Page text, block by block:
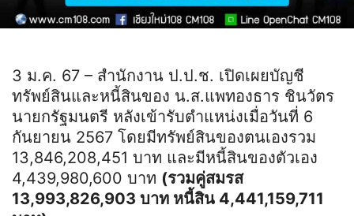
3 ม.ค. 67 – สำนักงาน ป.ป.ช. เปิดเผยบัญชี
ทรัพย์สินและหนี้สินของ น.ส.แพทองธาร ชินวัตร
นายกรัฐมนตรี หลังเข้ารับตำแหน่งเมื่อวันที่ 6
กันยายน 2567 โดยมีทรัพย์สินของตนเองรวม
13,846,208,451 บาท และมีหนี้สินของตัวเอง
4,439,980,600 บาท (รวมคู่สมรส
13,993,826,903 บาท หนี้สิน 4,441,159,711